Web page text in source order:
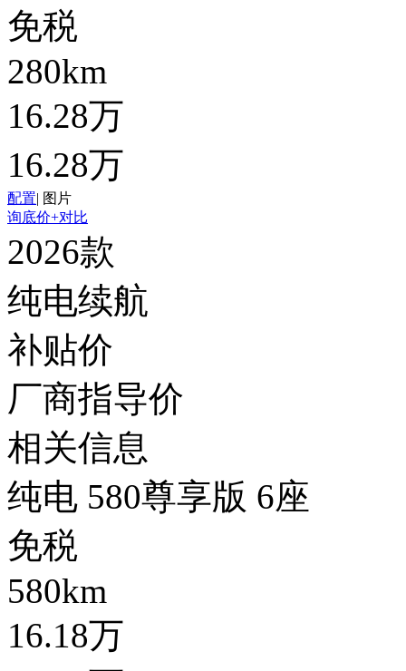
免税
280km
16.28万
16.28万
配置| 图片
询底价+对比
2026款
纯电续航
补贴价
厂商指导价
相关信息
纯电 580尊享版 6座
免税
580km
16.18万